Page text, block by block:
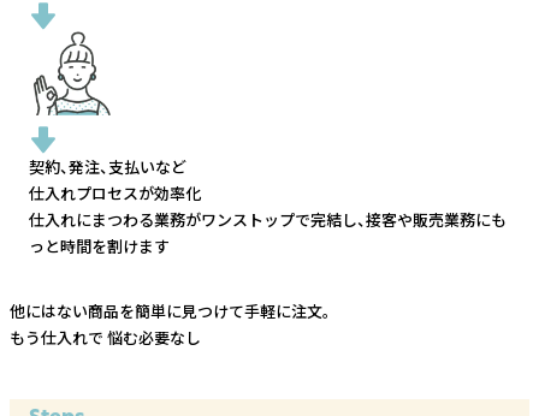
契約、発注、支払いなど
仕入れプロセスが効率化
仕入れにまつわる業務がワンストップで完結し、接客や販売業務にも
っと時間を割けます
他にはない商品を簡単に見つけて手軽に注文。
もう仕入れで 悩む必要なし